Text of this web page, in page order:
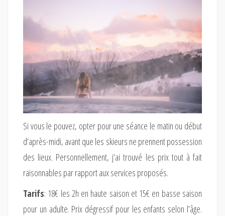
Si vous le pouvez, opter pour une séance le matin ou début
d’après-midi, avant que les skieurs ne prennent possession
des lieux. Personnellement, j’ai trouvé les prix tout à fait
raisonnables par rapport aux services proposés.
Tarifs: 18€ les 2h en haute saison et 15€ en basse saison
pour un adulte. Prix dégressif pour les enfants selon l’âge.